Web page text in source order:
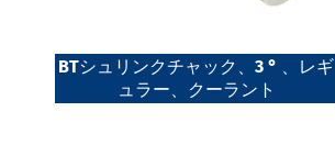
BTシュリンクチャック、3 ° 、レギ
ュラー、クーラント